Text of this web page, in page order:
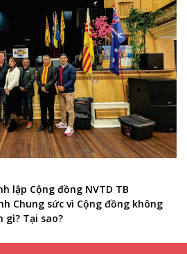
lập Cộng đồng NVTD TB
Chung sức vì Cộng đồng không
gì? Tại sao?